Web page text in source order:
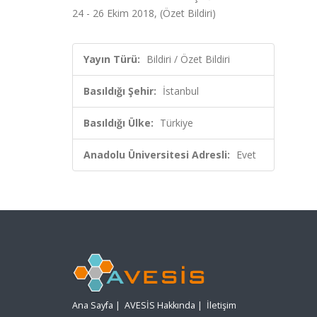
24 - 26 Ekim 2018, (Özet Bildiri)
Yayın Türü: Bildiri / Özet Bildiri
Basıldığı Şehir: İstanbul
Basıldığı Ülke: Türkiye
Anadolu Üniversitesi Adresli: Evet
Ana Sayfa | AVESİS Hakkında | İletişim